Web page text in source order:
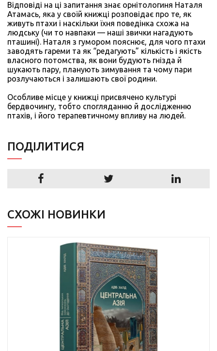
Відповіді на ці запитання знає орнітологиня Наталя
Атамась, яка у своїй книжці розповідає про те, як
живуть птахи і наскільки їхня поведінка схожа на
людську (чи то навпаки — наші звички нагадують
пташині). Наталя з гумором пояснює, для чого птахи
заводять гареми та як “редагують” кількість і якість
власного потомства, як вони будують гнізда й
шукають пару, планують зимування та чому пари
розлучаються і залишають свої родини.
Особливе місце у книжці присвячено культурі
бердвочингу, тобто спогляданню й дослідженню
птахів, і його терапевтичному впливу на людей.
ПОДIЛИТИСЯ
СХОЖІ НОВИНКИ